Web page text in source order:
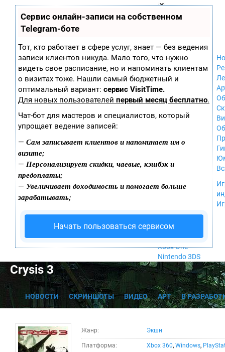
Сервис онлайн-записи на собственном
Telegram-боте
Тот, кто работает в сфере услуг, знает — без ведения
записи клиентов никуда. Мало того, что нужно
видеть свое расписание, но и напоминать клиентам
о визитах тоже. Нашли самый бюджетный и
оптимальный вариант: сервис VisitTime.
Для новых пользователей первый месяц бесплатно.
Чат-бот для мастеров и специалистов, который
упрощает ведение записей:
— Сам записывает клиентов и напоминает им о
визите;
— Персонализирует скидки, чаевые, кэшбэк и
предоплаты;
— Увеличивает доходимость и помогает больше
зарабатывать;
Начать пользоваться сервисом
играх
ла
ор
ы
Xbox 360
Nintendo Wii
Nintendo
GameCube
PlayStation
PlayStation 3
Nintendo 64
Sega Dreamcast
Nintendo DS
iOS
Sega Mega Drive
Mobile
Nintendo Wii U
PlayStation 4
Xbox One
Nintendo 3DS
Crysis 3
НОВОСТИ СКРИНШОТЫ ВИДЕО АРТ В
Жанр: Экшн
Платформа: Xbox 360, Windows,